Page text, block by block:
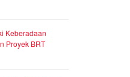
Keberadaan
Proyek BRT